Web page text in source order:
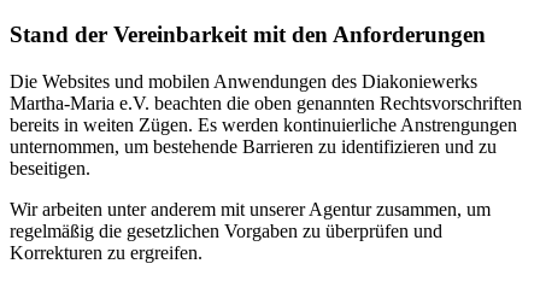
Stand der Vereinbarkeit mit den Anforderungen
Die Websites und mobilen Anwendungen des Diakoniewerks
Martha-Maria e.V. beachten die oben genannten Rechtsvorschriften
bereits in weiten Zügen. Es werden kontinuierliche Anstrengungen
unternommen, um bestehende Barrieren zu identifizieren und zu
beseitigen.
Wir arbeiten unter anderem mit unserer Agentur zusammen, um
regelmäßig die gesetzlichen Vorgaben zu überprüfen und
Korrekturen zu ergreifen.